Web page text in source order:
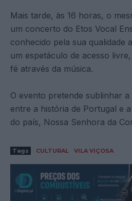
Mais tarde, às 16 horas, o
um concerto do Etos Vocal
conhecido pela sua qualidade
um espetáculo de acesso
fé através da música.
O evento pretende sublinhar
entre a história de Portugal e
do país, Nossa Senhora da
Tags CULTURAL VILA VIÇOSA